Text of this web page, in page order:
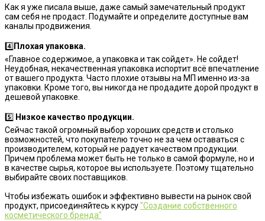
Как я уже писала выше, даже самый замечательный продукт
сам себя не продаст. Подумайте и определите доступные вам
каналы продвижения.
4️⃣ Плохая упаковка.
«Главное содержимое, а упаковка и так сойдет». Не сойдет!
Неудобная, некачественная упаковка испортит всё впечатление
от вашего продукта. Часто плохие отзывы на МП именно из-за
упаковки. Кроме того, вы никогда не продадите дорой продукт в
дешевой упаковке.
5️⃣ Низкое качество продукции.
Сейчас такой огромный выбор хороших средств и столько
возможностей, что покупателю точно не за чем оставаться с
производителем, который не радует качеством продукции.
Причем проблема может быть не только в самой формуле, но и
в качестве сырья, которое вы используете. Поэтому тщательно
выбирайте своих поставщиков.
Чтобы избежать ошибок и эффективно вывести на рынок свой
продукт, присоединяйтесь к курсу"Создание собственного
косметического бренда"